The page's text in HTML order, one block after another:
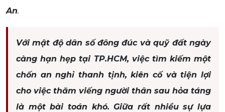
An.
Với mật độ dân số đông đúc và quỹ đất ngày
càng hạn hẹp tại TP.HCM, việc tìm kiếm một
chốn an nghỉ thanh tịnh, kiên cố và tiện lợi
cho việc thăm viếng người thân sau hỏa táng
là một bài toán khó. Giữa rất nhiều sự lựa